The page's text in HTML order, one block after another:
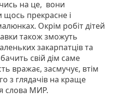
на це, вони
прекрасне і
Окрім робіт дітей
також зможуть
закарпатців та
свій дім саме
вражає, засмучує, втім
з глядачів на краще
слова МИР.